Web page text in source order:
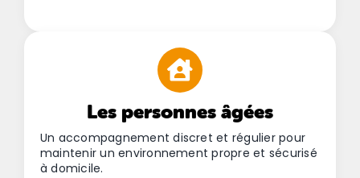
Les personnes âgées
Un accompagnement discret et régulier pour
maintenir un environnement propre et sécurisé
à domicile.